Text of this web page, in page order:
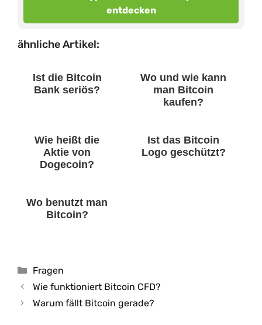
entdecken
ähnliche Artikel:
Ist die Bitcoin
Bank seriös?
Wo und wie kann
man Bitcoin
kaufen?
Wie heißt die
Aktie von
Dogecoin?
Ist das Bitcoin
Logo geschützt?
Wo benutzt man
Bitcoin?
Kategorien
Fragen
Wie funktioniert Bitcoin CFD?
Warum fällt Bitcoin gerade?